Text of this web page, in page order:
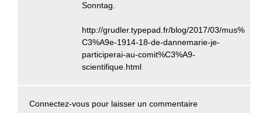
Sonntag.
http://grudler.typepad.fr/blog/2017/03/mus%
C3%A9e-1914-18-de-dannemarie-je-
participerai-au-comit%C3%A9-
scientifique.html
Connectez-vous pour laisser un commentaire